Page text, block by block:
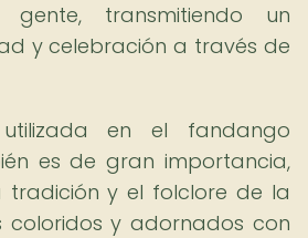
transmitiendo un
y celebración a través de
en el fandango
es de gran importancia,
y el folclore de la
coloridos y adornados con